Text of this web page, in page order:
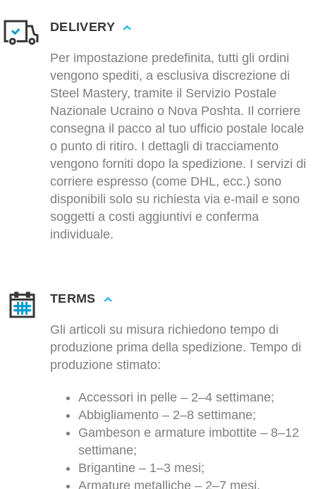
DELIVERY
Per impostazione predefinita, tutti gli ordini
vengono spediti, a esclusiva discrezione di
Steel Mastery, tramite il Servizio Postale
Nazionale Ucraino o Nova Poshta. Il corriere
consegna il pacco al tuo ufficio postale locale
o punto di ritiro. I dettagli di tracciamento
vengono forniti dopo la spedizione. I servizi di
corriere espresso (come DHL, ecc.) sono
disponibili solo su richiesta via e-mail e sono
soggetti a costi aggiuntivi e conferma
individuale.
TERMS
Gli articoli su misura richiedono tempo di
produzione prima della spedizione. Tempo di
produzione stimato:
Accessori in pelle – 2–4 settimane;
Abbigliamento – 2–8 settimane;
Gambeson e armature imbottite – 8–12
settimane;
Brigantine – 1–3 mesi;
Armature metalliche – 2–7 mesi.